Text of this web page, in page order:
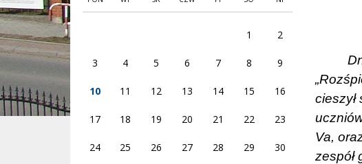
1 2
3 4 5 6 7 8 9
10 11 12 13 14 15 16
17 18 19 20 21 22 23
24 25 26 27 28 29 30
cieszył
Va,
zespół